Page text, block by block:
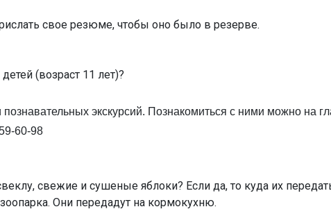
свое резюме, чтобы оно было в резерве.
(возраст 11 лет)?
экскурсий. Познакомиться с ними можно на
60-98
свежие и сушеные яблоки? Если да, то куда их
Они передадут на кормокухню.